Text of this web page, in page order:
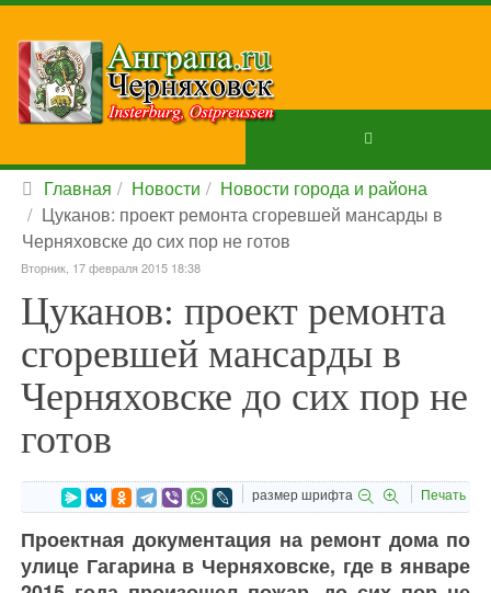
Главная Новости
Новости города и района
Цуканов: проект ремонта сгоревшей мансарды в
Черняховске до сих пор не готов
Вторник, 17 февраля 2015 18:38
Цуканов: проект ремонта
сгоревшей мансарды в
Черняховске до сих пор не
готов
размер шрифта Печать
Проектная документация на ремонт дома по
улице Гагарина в Черняховске, где в январе